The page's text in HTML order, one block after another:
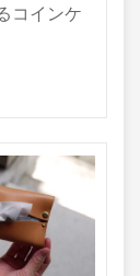
コインケ